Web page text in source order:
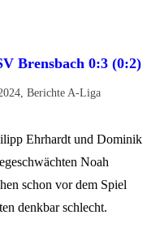
Brensbach 0:3 (0:2)
,Berichte A-Liga
Ehrhardt und Dominik
Noah
schon vor dem Spiel
denkbar schlecht.